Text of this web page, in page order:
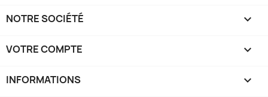
NOTRE SOCIÉTÉ 
VOTRE COMPTE 
INFORMATIONS keyboard_arrow_down